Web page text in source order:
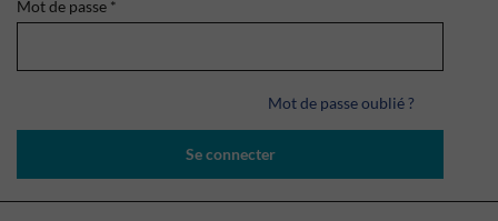
Mot de passe *
Mot de passe oublié ?
Se connecter